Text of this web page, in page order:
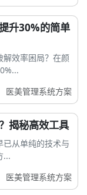
升30%的简单
解效率困局？在颜
医美管理系统方案
揭秘高效工具
从单纯的技术与
...
医美管理系统方案